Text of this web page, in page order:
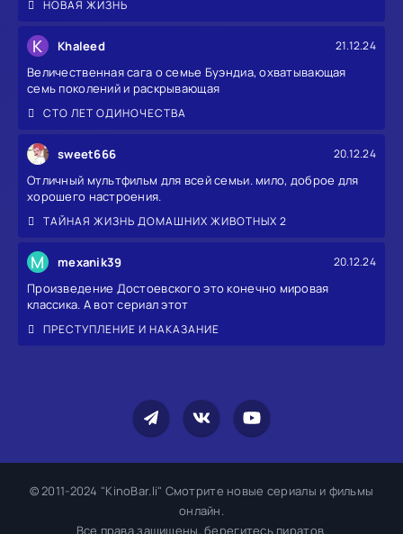
НОВАЯ ЖИЗНЬ
K Khaleed 21.12.24
Величественная сага о семье Буэндиа, охватывающая
семь поколений и раскрывающая
СТО ЛЕТ ОДИНОЧЕСТВА
sweet666 20.12.24
Отличный мультфильм для всей семьи. мило, доброе для
хорошего настроения.
ТАЙНАЯ ЖИЗНЬ ДОМАШНИХ ЖИВОТНЫХ 2
M mexanik39 20.12.24
Произведение Достоевского это конечно мировая
классика. А вот сериал этот
ПРЕСТУПЛЕНИЕ И НАКАЗАНИЕ
© 2011-2024 "KinoBar.li" Смотрите новые сериалы и фильмы
онлайн.
Все права защищены, берегитесь пиратов.